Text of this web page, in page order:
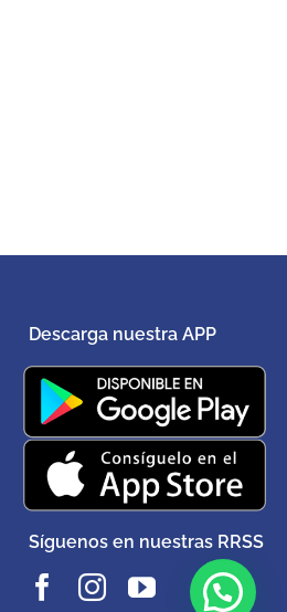
Descarga nuestra APP
Síguenos en nuestras RRSS